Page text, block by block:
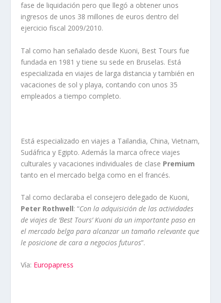
fase de liquidación pero que llegó a obtener unos
ingresos de unos 38 millones de euros dentro del
ejercicio fiscal 2009/2010.
Tal como han señalado desde Kuoni, Best Tours fue
fundada en 1981 y tiene su sede en Bruselas. Está
especializada en viajes de larga distancia y también en
vacaciones de sol y playa, contando con unos 35
empleados a tiempo completo.
Está especializado en viajes a Tailandia, China, Vietnam,
Sudáfrica y Egipto. Además la marca ofrece viajes
culturales y vacaciones individuales de clase Premium
tanto en el mercado belga como en el francés.
Tal como declaraba el consejero delegado de Kuoni,
Peter Rothwell: “Con la adquisición de las actividades
de viajes de ‘Best Tours’ Kuoni da un importante paso en
el mercado belga para alcanzar un tamaño relevante que
le posicione de cara a negocios futuros”.
Vía: Europapress